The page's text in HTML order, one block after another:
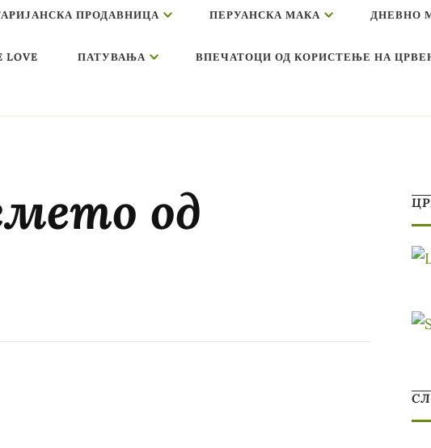
ПРОДАВНИЦА ПЕРУАНСКА МАКА ДНЕВНО
LOVE ПАТУВАЊА ВПЕЧАТОЦИ ОД КОРИСТЕЊЕ НА
од